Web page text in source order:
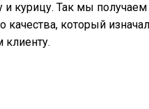
и курицу. Так мы получаем
качества, который
клиенту.